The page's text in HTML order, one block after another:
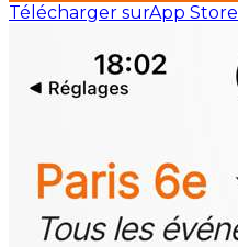
Télécharger surApp Store